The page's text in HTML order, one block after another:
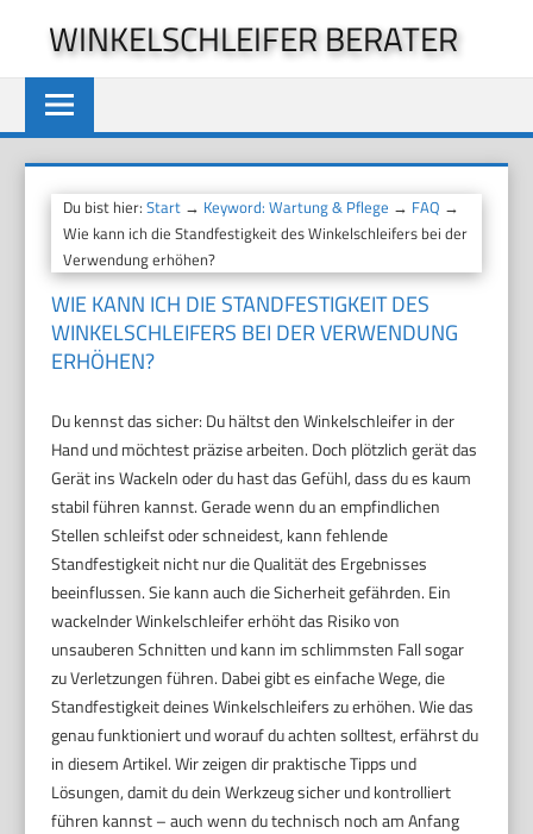
springen
WINKELSCHLEIFER BERATER
Du bist hier:Start → Keyword: Wartung & Pflege → FAQ →
Wie kann ich die Standfestigkeit des Winkelschleifers bei der
Verwendung erhöhen?
WIE KANN ICH DIE STANDFESTIGKEIT DES
WINKELSCHLEIFERS BEI DER VERWENDUNG
ERHÖHEN?
Du kennst das sicher: Du hältst den Winkelschleifer in der
Hand und möchtest präzise arbeiten. Doch plötzlich gerät das
Gerät ins Wackeln oder du hast das Gefühl, dass du es kaum
stabil führen kannst. Gerade wenn du an empfindlichen
Stellen schleifst oder schneidest, kann fehlende
Standfestigkeit nicht nur die Qualität des Ergebnisses
beeinflussen. Sie kann auch die Sicherheit gefährden. Ein
wackelnder Winkelschleifer erhöht das Risiko von
unsauberen Schnitten und kann im schlimmsten Fall sogar
zu Verletzungen führen. Dabei gibt es einfache Wege, die
Standfestigkeit deines Winkelschleifers zu erhöhen. Wie das
genau funktioniert und worauf du achten solltest, erfährst du
in diesem Artikel. Wir zeigen dir praktische Tipps und
Lösungen, damit du dein Werkzeug sicher und kontrolliert
führen kannst – auch wenn du technisch noch am Anfang